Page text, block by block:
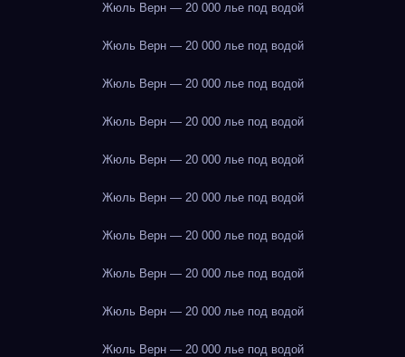
Жюль Верн — 20 000 лье под водой
Жюль Верн — 20 000 лье под водой
Жюль Верн — 20 000 лье под водой
Жюль Верн — 20 000 лье под водой
Жюль Верн — 20 000 лье под водой
Жюль Верн — 20 000 лье под водой
Жюль Верн — 20 000 лье под водой
Жюль Верн — 20 000 лье под водой
Жюль Верн — 20 000 лье под водой
Жюль Верн — 20 000 лье под водой